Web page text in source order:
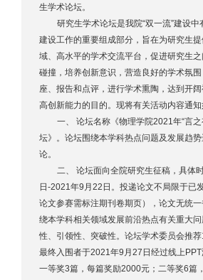
生学术论坛。
研究生学术论坛是我院“双一流”建设
建设工作的重要组成部分，旨在为研究生
域、高水平的学术交流平台，促进研究生
碰撞，培养创新意识，营造良好的学术氛
座、报告和点评，进行学术熏陶，达到开
高创新能力的目的。现将有关活动内容通知
一、 论坛名称《物理学院2021年“言
坛》。论坛围绕本学科热点问题及发展趋
论。
二、 论坛面向全院研究生征稿，具体
日-2021年9月22日。投递论文不局限于已
论文参赛需标注期刊卷期页），论文无统
绕本学科相关领域发展前沿热点有关重大
性、引领性、突破性。论坛学术委员会推荐
最终入围者于2021年9月27日经过线上
一等奖3篇，每篇奖励2000元；二等奖6篇